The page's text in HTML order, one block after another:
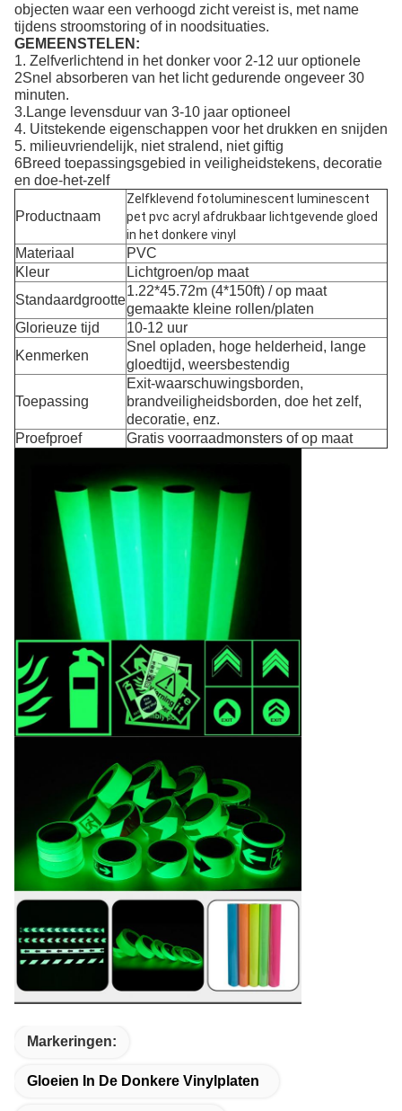
objecten waar een verhoogd zicht vereist is, met name
tijdens stroomstoring of in noodsituaties.
GEMEENSTELEN:
1. Zelfverlichtend in het donker voor 2-12 uur optionele
2Snel absorberen van het licht gedurende ongeveer 30
minuten.
3.Lange levensduur van 3-10 jaar optioneel
4. Uitstekende eigenschappen voor het drukken en snijden
5. milieuvriendelijk, niet stralend, niet giftig
6Breed toepassingsgebied in veiligheidstekens, decoratie
en doe-het-zelf
Productnaam
Zelfklevend fotoluminescent luminescent
pet pvc acryl afdrukbaar lichtgevende gloed
in het donkere vinyl
Materiaal
PVC
Kleur
Lichtgroen/op maat
Standaardgrootte
1.22*45.72m (4*150ft) / op maat
gemaakte kleine rollen/platen
Glorieuze tijd
10-12 uur
Kenmerken
Snel opladen, hoge helderheid, lange
gloedtijd, weersbestendig
Toepassing
Exit-waarschuwingsborden,
brandveiligheidsborden, doe het zelf,
decoratie, enz.
Proefproef
Gratis voorraadmonsters of op maat
Markeringen:
Gloeien In De Donkere Vinylplaten